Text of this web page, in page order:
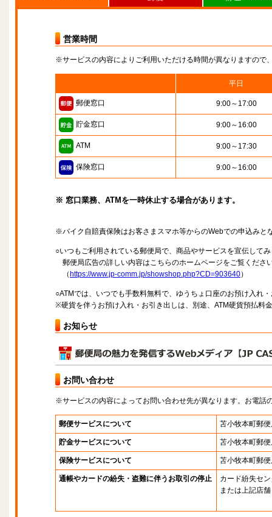
営業時間
※サービスの内容によりご利用いただける時間が異なりますので
平日
郵便窓口 9:00～17:00
貯金窓口 9:00～16:00
ATM 9:00～17:30
保険窓口 9:00～16:00
※ 窓口業務、ATMを一時休止する場合があります。
※バイク自賠責保険はお客さまスマホ等からのWebでの申込みと
○いつもご利用されている郵便局で、商品やサービスを宣伝して
郵便局広告の詳しい内容はこちらのホームページをご覧くださ
（ https://www.jp-comm.jp/showshop.php?CD=903640）
○ATMでは、いつでも手数料無料で、ゆうちょ口座のお預け入れ
※硬貨を伴うお預け入れ・お引き出しは、別途、ATM硬貨預払料
お知らせ
お問い合わせ
※サービスの内容によってお問い合わせ先が異なります。お電話
郵便サービスについて 苫小牧本町郵
貯金サービスについて 苫小牧本町郵
保険サービスについて 苫小牧本町郵
通帳やカードの紛失・盗難に伴うお取引の停止
カード紛失セ
または上記店舗